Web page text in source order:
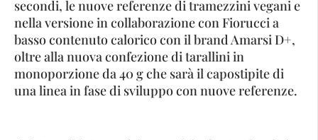
secondi, le nuove referenze di tramezzini vegani e
nella versione in collaborazione con Fiorucci a
basso contenuto calorico con il brand Amarsi D+,
oltre alla nuova confezione di tarallini in
monoporzione da 40 g che sarà il capostipite di
una linea in fase di sviluppo con nuove referenze.